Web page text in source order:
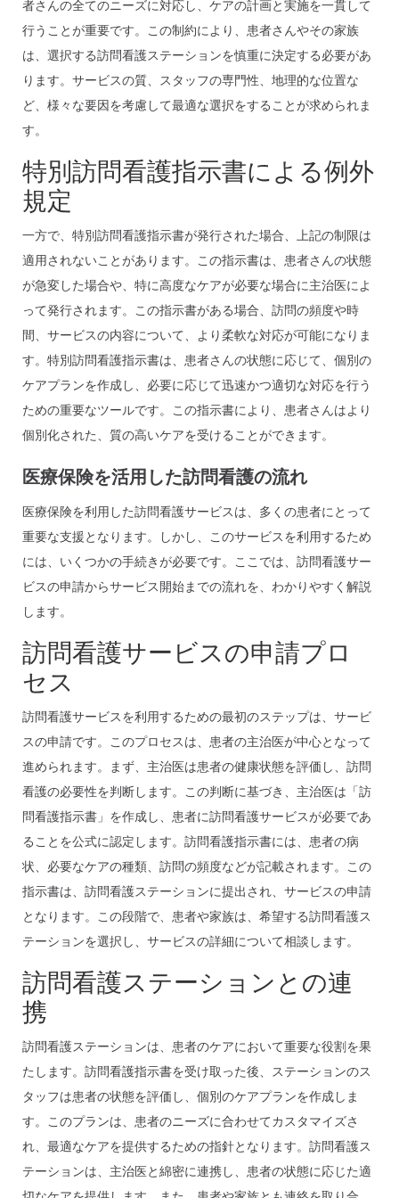
者さんの全てのニーズに対応し、ケアの計画と実施を一貫して
行うことが重要です。この制約により、患者さんやその家族
は、選択する訪問看護ステーションを慎重に決定する必要があ
ります。サービスの質、スタッフの専門性、地理的な位置な
ど、様々な要因を考慮して最適な選択をすることが求められま
す。
特別訪問看護指示書による例外
規定
一方で、特別訪問看護指示書が発行された場合、上記の制限は
適用されないことがあります。この指示書は、患者さんの状態
が急変した場合や、特に高度なケアが必要な場合に主治医によ
って発行されます。この指示書がある場合、訪問の頻度や時
間、サービスの内容について、より柔軟な対応が可能になりま
す。特別訪問看護指示書は、患者さんの状態に応じて、個別の
ケアプランを作成し、必要に応じて迅速かつ適切な対応を行う
ための重要なツールです。この指示書により、患者さんはより
個別化された、質の高いケアを受けることができます。
医療保険を活用した訪問看護の流れ
医療保険を利用した訪問看護サービスは、多くの患者にとって
重要な支援となります。しかし、このサービスを利用するため
には、いくつかの手続きが必要です。ここでは、訪問看護サー
ビスの申請からサービス開始までの流れを、わかりやすく解説
します。
訪問看護サービスの申請プロ
セス
訪問看護サービスを利用するための最初のステップは、サービ
スの申請です。このプロセスは、患者の主治医が中心となって
進められます。まず、主治医は患者の健康状態を評価し、訪問
看護の必要性を判断します。この判断に基づき、主治医は「訪
問看護指示書」を作成し、患者に訪問看護サービスが必要であ
ることを公式に認定します。訪問看護指示書には、患者の病
状、必要なケアの種類、訪問の頻度などが記載されます。この
指示書は、訪問看護ステーションに提出され、サービスの申請
となります。この段階で、患者や家族は、希望する訪問看護ス
テーションを選択し、サービスの詳細について相談します。
訪問看護ステーションとの連
携
訪問看護ステーションは、患者のケアにおいて重要な役割を果
たします。訪問看護指示書を受け取った後、ステーションのス
タッフは患者の状態を評価し、個別のケアプランを作成しま
す。このプランは、患者のニーズに合わせてカスタマイズさ
れ、最適なケアを提供するための指針となります。訪問看護ス
テーションは、主治医と綿密に連携し、患者の状態に応じた適